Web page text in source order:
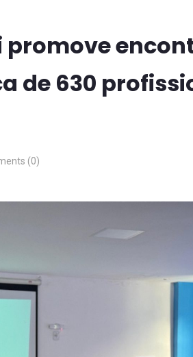
promove
de 630
(0)